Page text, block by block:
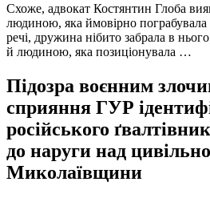
Схоже, адвокат Костянтин Глоба
людиною, яка ймовірно
речі, дружина нібито забрала в нього
й людиною, яка позиціонувала …
Підозра воєнним
сприяння ГУР
російського
до наруги над
Миколаївщини